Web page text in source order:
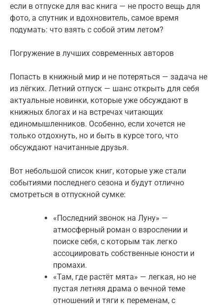
если в отпуске для вас книга — не просто вещь для
фото, а спутник и вдохновитель, самое время
подумать: что взять с собой этим летом?
Погружение в лучших современных авторов
Попасть в книжный мир и не потеряться — задача не
из лёгких. Летний отпуск — шанс открыть для себя
актуальные новинки, которые уже обсуждают в
книжных блогах и на встречах читающих
единомышленников. Особенно, если хочется не
только отдохнуть, но и быть в курсе того, что
обсуждают начитанные друзья.
Вот небольшой список книг, которые уже стали
событиями последнего сезона и будут отлично
смотреться в отпускной сумке:
«Последний звонок на Луну» —
атмосферный роман о взрослении и
поиске себя, с которым так легко
ассоциировать собственные юности и
промахи.
«Там, где растёт мята» — легкая, но не
пустая летняя драма о вечной теме
отношений и тяги к переменам, с